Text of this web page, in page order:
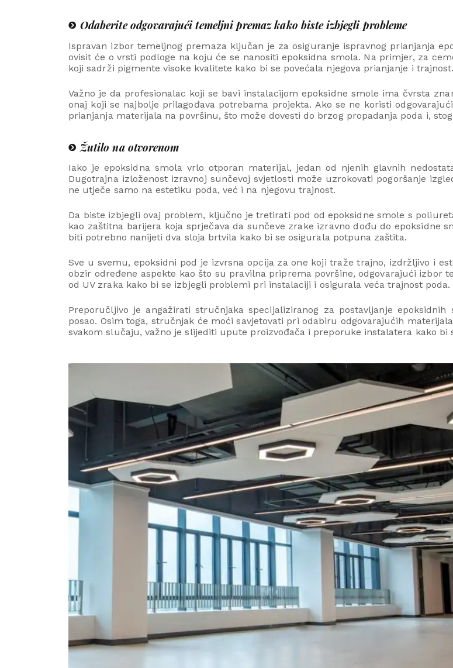
Odaberite odgovarajući temeljni premaz kako biste izbjegli probleme
Ispravan izbor temeljnog premaza ključan je za osiguranje ispravnog prianjanja
ovisit će o vrsti podloge na koju će se nanositi epoksidna smola. Na primjer, za
koji sadrži pigmente visoke kvalitete kako bi se povećala njegova prianjanje i trajnost.
Važno je da profesionalac koji se bavi instalacijom epoksidne smole ima čvrsta
onaj koji se najbolje prilagođava potrebama projekta. Ako se ne koristi
prianjanja materijala na površinu, što može dovesti do brzog propadanja poda i,
Žutilo na otvorenom
Iako je epoksidna smola vrlo otporan materijal, jedan od njenih glavnih
Dugotrajna izloženost izravnoj sunčevoj svjetlosti može uzrokovati pogoršanje
ne utječe samo na estetiku poda, već i na njegovu trajnost.
Da biste izbjegli ovaj problem, ključno je tretirati pod od epoksidne smole s
kao zaštitna barijera koja sprječava da sunčeve zrake izravno dođu do epoksidne
biti potrebno nanijeti dva sloja brtvila kako bi se osigurala potpuna zaštita.
Sve u svemu, epoksidni pod je izvrsna opcija za one koji traže trajno, izdržljivo i
obzir određene aspekte kao što su pravilna priprema površine, odgovarajući izbor
od UV zraka kako bi se izbjegli problemi pri instalaciji i osigurala veća trajnost poda.
Preporučljivo je angažirati stručnjaka specijaliziranog za postavljanje
posao. Osim toga, stručnjak će moći savjetovati pri odabiru odgovarajućih
svakom slučaju, važno je slijediti upute proizvođača i preporuke instalatera kako bi